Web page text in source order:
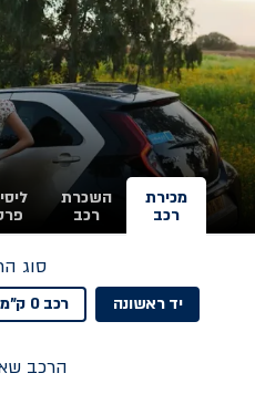
מכירת
רכב
השכרת
רכב
סוג
יד ראשונה רכב 0 ק"מ
הרכב